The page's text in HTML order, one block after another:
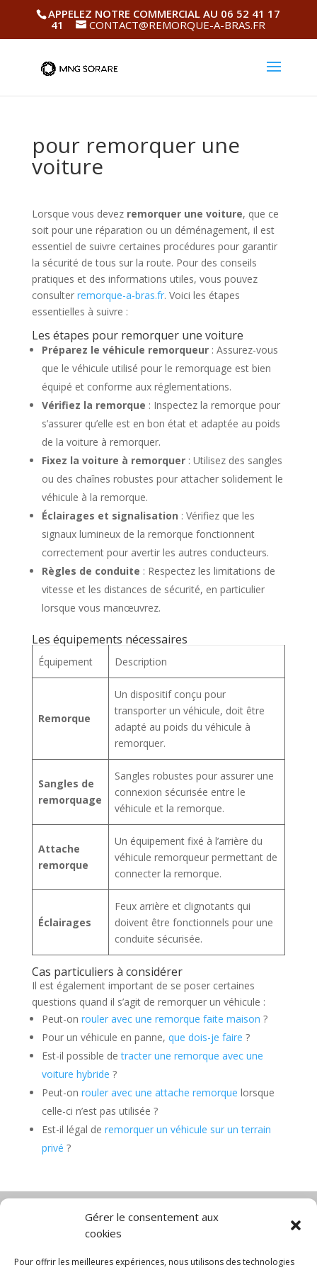
Gérer le consentement aux
cookies
Pour offrir les meilleures expériences, nous utilisons des technologies
APPELEZ NOTRE COMMERCIAL AU 06 52 41 17
41
CONTACT@REMORQUE-A-BRAS.FR
pour remorquer une
voiture
Lorsque vous devez remorquer une voiture, que ce
soit pour une réparation ou un déménagement, il est
essentiel de suivre certaines procédures pour garantir
la sécurité de tous sur la route. Pour des conseils
pratiques et des informations utiles, vous pouvez
consulter remorque-a-bras.fr. Voici les étapes
essentielles à suivre :
Les étapes pour remorquer une voiture
Préparez le véhicule remorqueur: Assurez-vous
que le véhicule utilisé pour le remorquage est bien
équipé et conforme aux réglementations.
Vérifiez la remorque : Inspectez la remorque pour
s’assurer qu’elle est en bon état et adaptée au poids
de la voiture à remorquer.
Fixez la voiture à remorquer: Utilisez des sangles
ou des chaînes robustes pour attacher solidement le
véhicule à la remorque.
Éclairages et signalisation : Vérifiez que les
signaux lumineux de la remorque fonctionnent
correctement pour avertir les autres conducteurs.
Règles de conduite : Respectez les limitations de
vitesse et les distances de sécurité, en particulier
lorsque vous manœuvrez.
Les équipements nécessaires
Équipement Description
Remorque
Un dispositif conçu pour
transporter un véhicule, doit être
adapté au poids du véhicule à
remorquer.
Sangles de
remorquage
Sangles robustes pour assurer une
connexion sécurisée entre le
véhicule et la remorque.
Attache
remorque
Un équipement fixé à l’arrière du
véhicule remorqueur permettant de
connecter la remorque.
Éclairages
Feux arrière et clignotants qui
doivent être fonctionnels pour une
conduite sécurisée.
Cas particuliers à considérer
Il est également important de se poser certaines
questions quand il s’agit de remorquer un véhicule :
Peut-on rouler avec une remorque faite maison ?
Pour un véhicule en panne, que dois-je faire ?
Est-il possible detracter une remorque avec une
voiture hybride ?
Peut-on rouler avec une attache remorque lorsque
celle-ci n’est pas utilisée ?
Est-il légal de remorquer un véhicule sur un terrain
privé ?
Diable électrique
Chariot manutention
CGV